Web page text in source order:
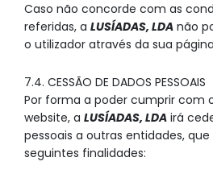
Caso não concorde com as
referidas, a LUSÍADAS, LDA não
o utilizador através da sua
7.4. CESSÃO DE DADOS PESSOAIS
Por forma a poder cumprir com
website, a LUSÍADAS, LDA irá
pessoais a outras entidades,
seguintes finalidades: